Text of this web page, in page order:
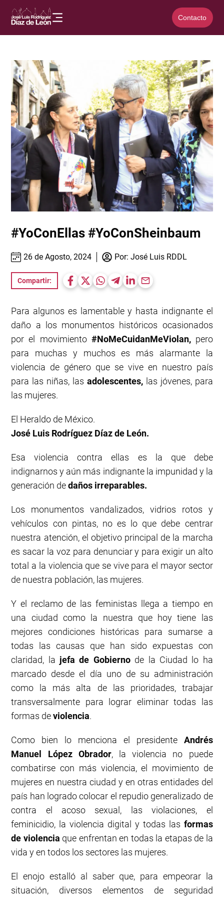
Contacto
#YoConEllas #YoConSheinbaum
26 de Agosto, 2024 Por: José Luis RDDL
Compartir:
Para algunos es lamentable y hasta indignante el
daño a los monumentos históricos ocasionados
por el movimiento #NoMeCuidanMeViolan,pero
para muchas y muchos es más alarmante la
violencia de género que se vive en nuestro país
para las niñas, las adolescentes,las jóvenes, para
las mujeres.
El Heraldo de México.
José Luis Rodríguez Díaz de León.
Esa violencia contra ellas es la que debe
indignarnos y aún más indignante la impunidad y la
generación dedaños irreparables.
Los monumentos vandalizados, vidrios rotos y
vehículos con pintas, no es lo que debe centrar
nuestra atención, el objetivo principal de la marcha
es sacar la voz para denunciar y para exigir un alto
total a la violencia que se vive para el mayor sector
de nuestra población, las mujeres.
Y el reclamo de las feministas llega a tiempo en
una ciudad como la nuestra que hoy tiene las
mejores condiciones históricas para sumarse a
todas las causas que han sido expuestas con
claridad, la jefa de Gobiernode la Ciudad lo ha
marcado desde el día uno de su administración
como la más alta de las prioridades, trabajar
transversalmente para lograr eliminar todas las
formas deviolencia.
Como bien lo menciona el presidente Andrés
Manuel López Obrador, la violencia no puede
combatirse con más violencia, el movimiento de
mujeres en nuestra ciudad y en otras entidades del
país han logrado colocar el repudio generalizado de
contra el acoso sexual, las violaciones, el
feminicidio, la violencia digital y todas las formas
de violencia que enfrentan en todas la etapas de la
vida y en todos los sectores las mujeres.
El enojo estalló al saber que, para empeorar la
situación, diversos elementos de seguridad